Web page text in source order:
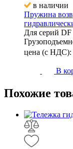
в наличии
Пружина
Для серий DF
цена (с НДС):
В
Похожие